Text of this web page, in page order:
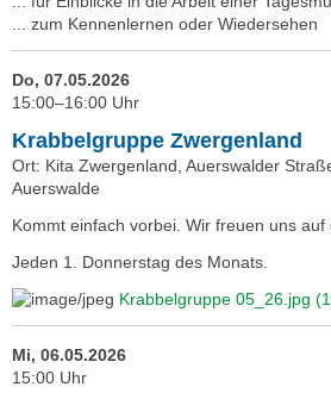
... zum Kennenlernen oder Wiedersehen
Do, 07.05.2026
15:00–16:00 Uhr
Krabbelgruppe Zwergenland
Ort: Kita Zwergenland, Auerswalder
Auerswalde
Kommt einfach vorbei. Wir freuen uns auf
Jeden 1. Donnerstag des Monats.
Krabbelgruppe 05_26.jpg
Mi, 06.05.2026
15:00 Uhr